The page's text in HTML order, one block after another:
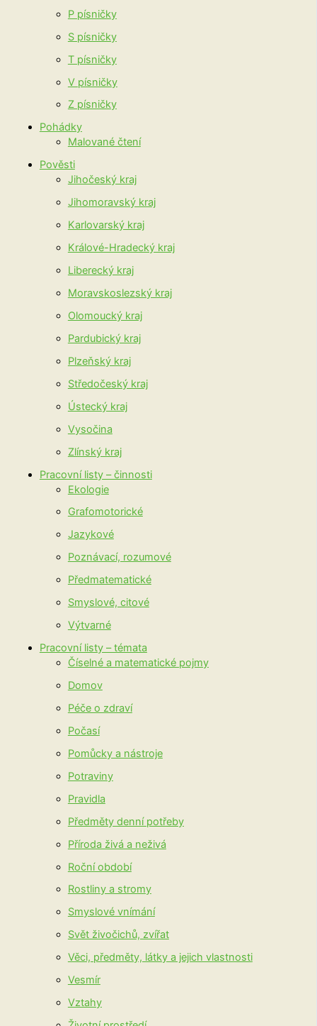
P písničky
S písničky
T písničky
V písničky
Z písničky
Pohádky
Malované čtení
Pověsti
Jihočeský kraj
Jihomoravský kraj
Karlovarský kraj
Králové-Hradecký kraj
Liberecký kraj
Moravskoslezský kraj
Olomoucký kraj
Pardubický kraj
Plzeňský kraj
Středočeský kraj
Ústecký kraj
Vysočina
Zlínský kraj
Pracovní listy – činnosti
Ekologie
Grafomotorické
Jazykové
Poznávací, rozumové
Předmatematické
Smyslové, citové
Výtvarné
Pracovní listy – témata
Číselné a matematické pojmy
Domov
Péče o zdraví
Počasí
Pomůcky a nástroje
Potraviny
Pravidla
Předměty denní potřeby
Příroda živá a neživá
Roční období
Rostliny a stromy
Smyslové vnímání
Svět živočichů, zvířat
Věci, předměty, látky a jejich vlastnosti
Vesmír
Vztahy